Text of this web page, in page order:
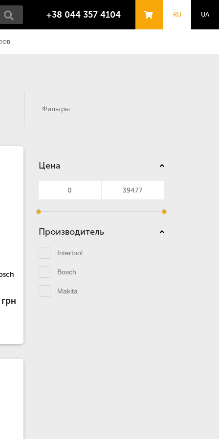
+38 044 357 4104 RU UA
Цена
Производитель
Intertool
Bosch
Makita
Фильтры